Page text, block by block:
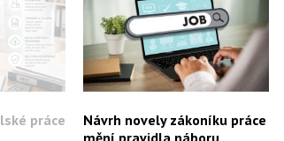
práce
Návrh novely zákoníku práce
mění pravidla náboru